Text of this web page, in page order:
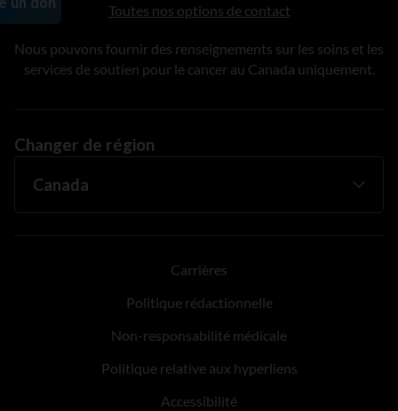
Toutes nos options de contact
Nous pouvons fournir des renseignements sur les soins et les
services de soutien pour le cancer au Canada uniquement.
Changer de région
Carrières
Politique rédactionnelle
Non-responsabilité médicale
Politique relative aux hyperliens
Accessibilité